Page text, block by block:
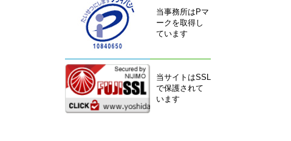
当事務所はPマ
ークを取得し
ています
当サイトはSSL
で保護されて
います